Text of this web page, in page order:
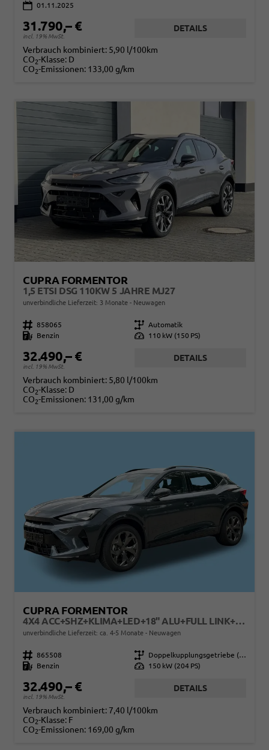
01.11.2025
31.790,– €
incl. 19% MwSt.
DETAILS
Verbrauch kombiniert: 5,90 l/100km
CO2-Klasse: D
CO2-Emissionen: 133,00 g/km
CUPRA FORMENTOR
1,5 ETSI DSG 110KW 5 JAHRE MJ27
unverbindliche Lieferzeit: 3 Monate Neuwagen
Fahrzeugnr. 858065 Getriebe Automatik
Kraftstoff
Benzin Leistung 110 kW (150 PS)
32.490,– €
incl. 19% MwSt.
DETAILS
Verbrauch kombiniert: 5,80 l/100km
CO2-Klasse: D
CO2-Emissionen: 131,00 g/km
CUPRA FORMENTOR
4X4 ACC+SHZ+KLIMA+LED+18" ALU+FULL LINK+PDC
unverbindliche Lieferzeit: ca. 4-5 Monate Neuwagen
Fahrzeugnr. 865508 Getriebe
Doppelkupplungsgetriebe (DSG)
Kraftstoff
Benzin Leistung 150 kW (204 PS)
32.490,– €
incl. 19% MwSt.
DETAILS
Verbrauch kombiniert: 7,40 l/100km
CO2-Klasse: F
CO2-Emissionen: 169,00 g/km